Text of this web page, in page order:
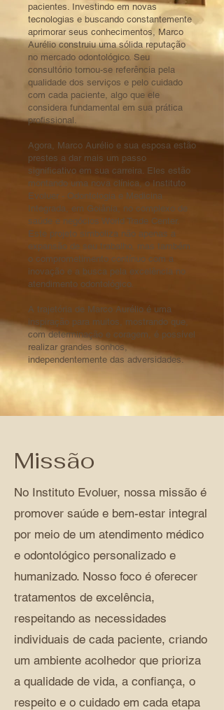
pacientes. Investindo em novas
tecnologias e buscando constantemente
aprimorar seus conhecimentos, Marco
Aurélio construiu uma sólida reputação
no mercado odontológico. Seu
consultório tornou-se referência pela
qualidade dos serviços e pelo cuidado
com cada paciente, algo que ele
considera fundamental em sua prática
profissional.
Agora, Marco Aurélio e sua esposa estão
prestes a dar mais um passo
significativo em sua carreira. Eles estão
montando uma nova clínica, o Instituto
Evoluer - Odontologia e Medicina
Integrada, em Goiânia, no complexo de
saúde e negócios World Trade Center.
Este projeto simboliza não apenas a
expansão de seu trabalho, mas também
o comprometimento contínuo com a
inovação e a busca pela excelência no
atendimento odontológico.
A trajetória de Marco Aurélio é uma
inspiração para muitos, mostrando que,
com determinação e coragem, é possível
realizar grandes sonhos,
independentemente das adversidades.
Missão
No Instituto Evoluer, nossa missão é
promover saúde e bem-estar integral
por meio de um atendimento médico
e odontológico personalizado e
humanizado. Nosso foco é oferecer
tratamentos de excelência,
respeitando as necessidades
individuais de cada paciente, criando
um ambiente acolhedor que prioriza
a qualidade de vida, a confiança, o
respeito e o cuidado em cada etapa